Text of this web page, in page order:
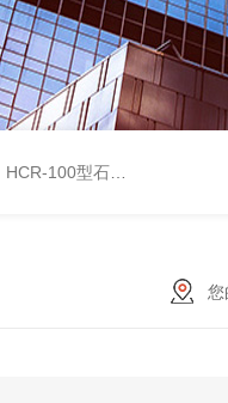
HCR-100型石墨消解器
您